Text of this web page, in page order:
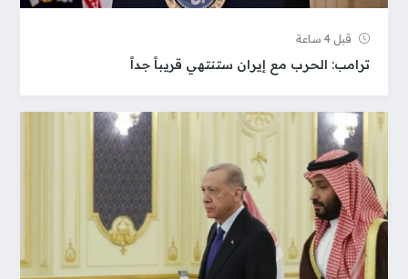
قبل 4 ساعة
ترامب: الحرب مع إيران ستنتهي قريباً جداً